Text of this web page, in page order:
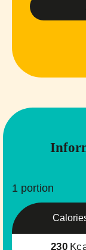
1 portion
230